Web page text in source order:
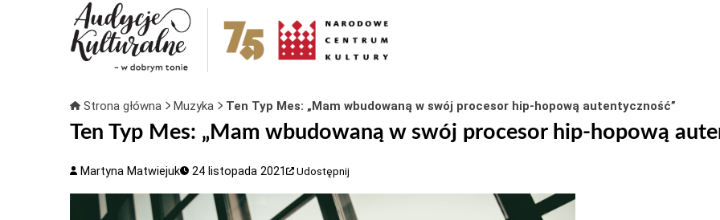
Strona główna Muzyka Ten Typ Mes: „Mam wbudowaną w swój procesor hip-hopową autentyczność”
Ten Typ Mes: „Mam wbudowaną w swój procesor hip-hopową
Martyna Matwiejuk 24 listopada 2021 Udostępnij